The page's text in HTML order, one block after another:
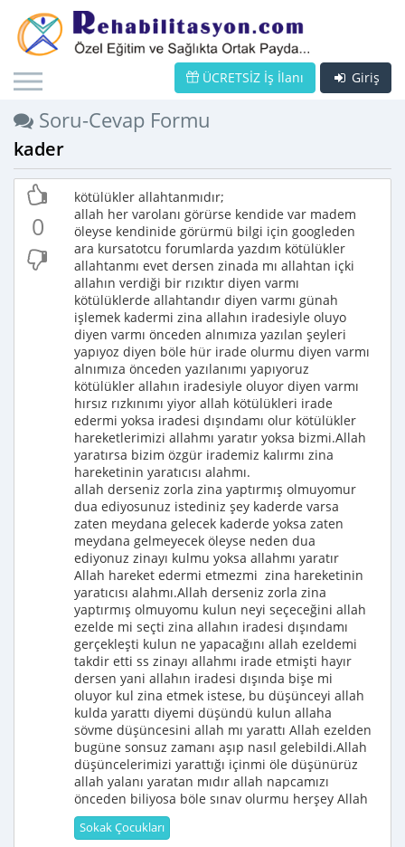
Giriş
ÜCRETSİZ İş İlanı
Soru-Cevap Formu
kader
0
kötülükler allahtanmıdır;
allah her varolanı görürse kendide var madem
öleyse kendinide görürmü bilgi için googleden
ara kursatotcu forumlarda yazdım kötülükler
allahtanmı evet dersen zinada mı allahtan içki
allahın verdiği bir rızıktır diyen varmı
kötülüklerde allahtandır diyen varmı günah
işlemek kadermi zina allahın iradesiyle oluyo
diyen varmı önceden alnımıza yazılan şeyleri
yapıyoz diyen böle hür irade olurmu diyen varmı
alnımıza önceden yazılanımı yapıyoruz
kötülükler allahın iradesiyle oluyor diyen varmı
hırsız rızkınımı yiyor allah kötülükleri irade
edermi yoksa iradesi dışındamı olur kötülükler
hareketlerimizi allahmı yaratır yoksa bizmi.Allah
yaratırsa bizim özgür irademiz kalırmı zina
hareketinin yaratıcısı alahmı.
allah derseniz zorla zina yaptırmış olmuyomur
dua ediyosunuz istediniz şey kaderde varsa
zaten meydana gelecek kaderde yoksa zaten
meydana gelmeyecek öleyse neden dua
ediyonuz zinayı kulmu yoksa allahmı yaratır
Allah hareket edermi etmezmi zina hareketinin
yaratıcısı alahmı.Allah derseniz zorla zina
yaptırmış olmuyomu kulun neyi seçeceğini allah
ezelde mi seçti zina allahın iradesi dışındamı
gerçekleşti kulun ne yapacağını allah ezeldemi
takdir etti ss zinayı allahmı irade etmişti hayır
dersen yani allahın iradesi dışında bişe mi
oluyor kul zina etmek istese, bu düşünceyi allah
kulda yarattı diyemi düşündü kulun allaha
sövme düşüncesini allah mı yarattı Allah ezelden
bugüne sonsuz zamanı aşıp nasıl gelebildi.Allah
düşüncelerimizi yarattığı içinmi öle düşünürüz
allah yalanı yaratan mıdır allah napcamızı
önceden biliyosa böle sınav olurmu herşey Allah
Sokak Çocukları